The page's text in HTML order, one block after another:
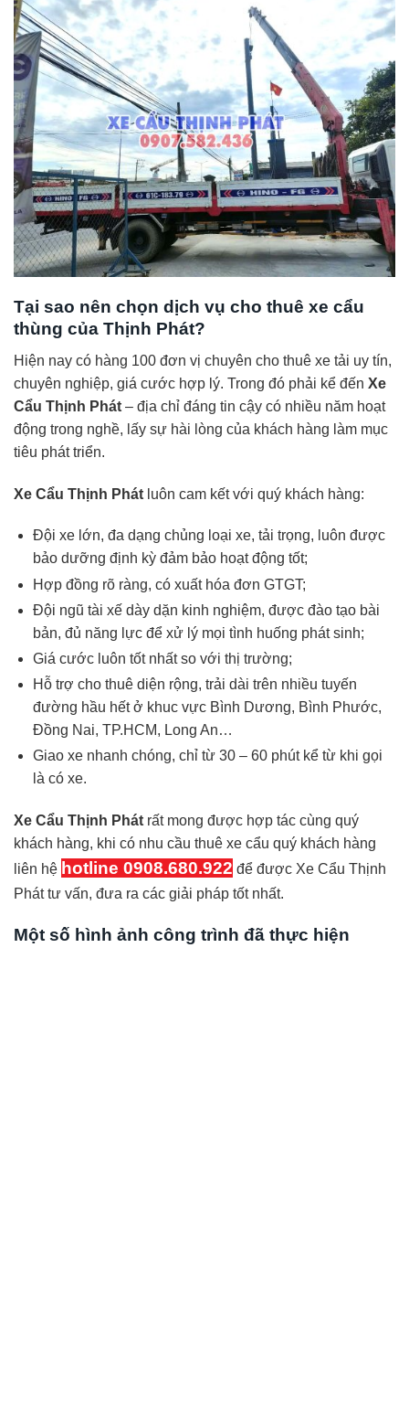
Tại sao nên chọn dịch vụ cho thuê xe cẩu
thùng của Thịnh Phát?
Hiện nay có hàng 100 đơn vị chuyên cho thuê xe tải uy tín,
chuyên nghiệp, giá cước hợp lý. Trong đó phải kể đến Xe
Cẩu Thịnh Phát – địa chỉ đáng tin cậy có nhiều năm hoạt
động trong nghề, lấy sự hài lòng của khách hàng làm mục
tiêu phát triển.
Xe Cẩu Thịnh Phát luôn cam kết với quý khách hàng:
Đội xe lớn, đa dạng chủng loại xe, tải trọng, luôn được
bảo dưỡng định kỳ đảm bảo hoạt động tốt;
Hợp đồng rõ ràng, có xuất hóa đơn GTGT;
Đội ngũ tài xế dày dặn kinh nghiệm, được đào tạo bài
bản, đủ năng lực để xử lý mọi tình huống phát sinh;
Giá cước luôn tốt nhất so với thị trường;
Hỗ trợ cho thuê diện rộng, trải dài trên nhiều tuyến
đường hầu hết ở khuc vực Bình Dương, Bình Phước,
Đồng Nai, TP.HCM, Long An…
Giao xe nhanh chóng, chỉ từ 30 – 60 phút kể từ khi gọi
là có xe.
Xe Cẩu Thịnh Phát rất mong được hợp tác cùng quý
khách hàng, khi có nhu cầu thuê xe cẩu quý khách hàng
liên hệ hotline 0908.680.922 để được Xe Cẩu Thịnh
Phát tư vấn, đưa ra các giải pháp tốt nhất.
Một số hình ảnh công trình đã thực hiện